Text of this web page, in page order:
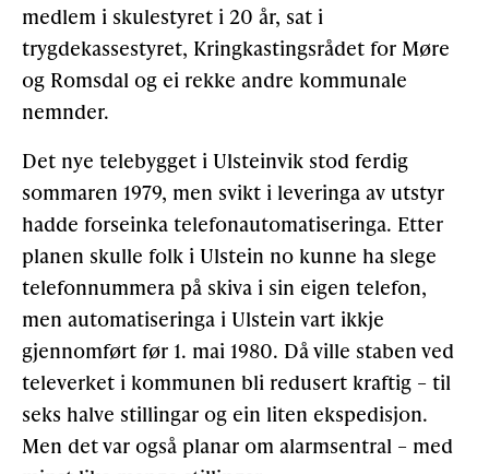
medlem i skulestyret i 20 år, sat i
trygdekassestyret, Kringkastingsrådet for Møre
og Romsdal og ei rekke andre kommunale
nemnder.
Det nye telebygget i Ulsteinvik stod ferdig
sommaren 1979, men svikt i leveringa av utstyr
hadde forseinka telefonautomatiseringa. Etter
planen skulle folk i Ulstein no kunne ha slege
telefonnummera på skiva i sin eigen telefon,
men automatiseringa i Ulstein vart ikkje
gjennomført før 1. mai 1980. Då ville staben ved
televerket i kommunen bli redusert kraftig – til
seks halve stillingar og ein liten ekspedisjon.
Men det var også planar om alarmsentral – med